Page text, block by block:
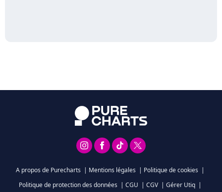
A propos de Purecharts | Mentions légales | Politique de cookies |
Politique de protection des données | CGU | CGV | Gérer Utiq |